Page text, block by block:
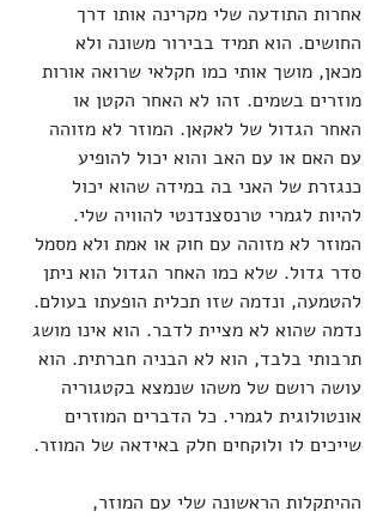
אחרות התודעה שלי מקרינה אותו דרך
החושים. הוא תמיד בבירור משונה ולא
מכאן, מושך אותי כמו חקלאי שרואה אורות
מוזרים בשמים. זהו לא האחר הקטן או
האחר הגדול של לאקאן. המוזר לא מזוהה
עם האם או עם האב והוא יכול להופיע
כנגזרת של האני בה במידה שהוא יכול
להיות לגמרי טרנסצנדנטי להוויה שלי.
המוזר לא מזוהה עם חוק או אמת ולא מסמל
סדר גדול. שלא כמו האחר הגדול הוא ניתן
להטמעה, ונדמה שזו תכלית הופעתו בעולם.
נדמה שהוא לא מציית לדבר. הוא אינו מושג
תרבותי בלבד, הוא לא הבניה חברתית. הוא
עושה רושם של משהו שנמצא בקטגוריה
אונטולוגית לגמרי. כל הדברים המוזרים
שייכים לו ולוקחים חלק באידאה של המוזר.
ההיתקלות הראשונה שלי עם המוזר,